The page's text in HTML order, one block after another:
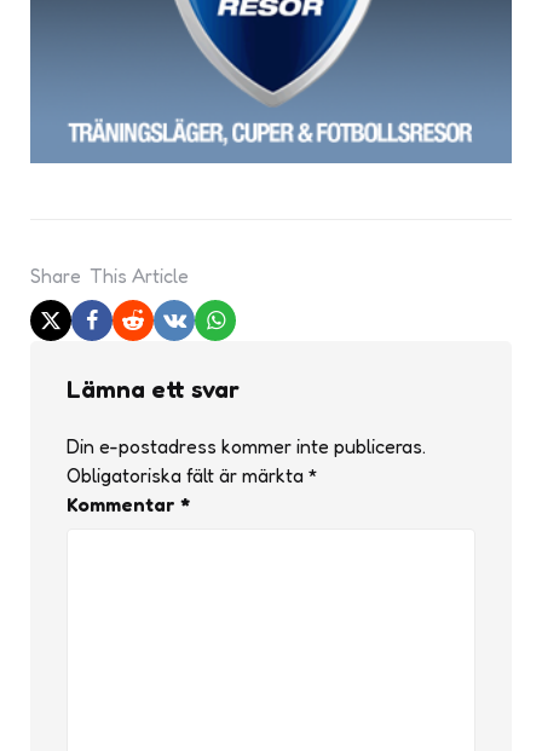
Share This Article
Lämna ett svar
Din e-postadress kommer inte publiceras.
Obligatoriska fält är märkta *
Kommentar *